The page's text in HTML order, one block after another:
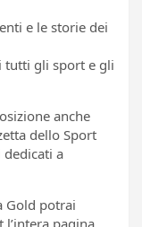
e le storie dei
tutti gli sport e gli
anche
dello Sport
dedicati a
Gold potrai